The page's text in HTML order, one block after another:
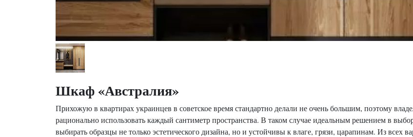
Шкаф «Австралия»
Прихожую в квартирах украинцев в советское время стандартно делали не очень большим, поэтому
рационально использовать каждый сантиметр пространства. В таком случае идеальным решением в
выбирать образцы не только эстетического дизайна, но и устойчивы к влаге, грязи, царапинам. Из всех